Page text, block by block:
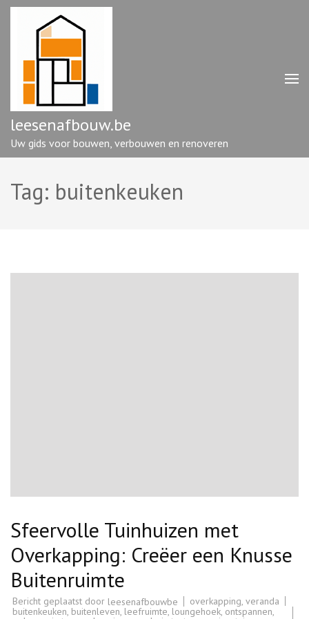
Ga
enter)
leesenafbouw.be
Uw gids voor bouwen, verbouwen en renoveren
Tag: buitenkeuken
Sfeervolle Tuinhuizen met
Overkapping: Creëer een Knusse
Buitenruimte
Bericht geplaatst door leesenafbouwbe overkapping, veranda
buitenkeuken, buitenleven, leefruimte, loungehoek, ontspannen,